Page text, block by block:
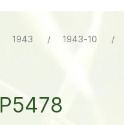
1943 1943-10
B
P5478